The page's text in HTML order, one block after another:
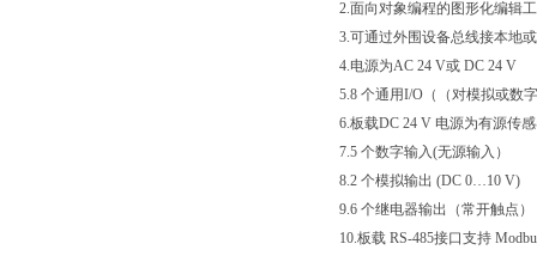
2.面向对象编程的图形化编辑
3.可通过外围设备总线接本地
4.电源为AC 24 V或 DC 24 V
5.8 个通用I/O（（对模拟或数
6.板载DC 24 V 电源为有源传
7.5 个数字输入(无源输入）
8.2 个模拟输出 (DC 0…10 V)
9.6 个继电器输出（常开触点）
10.板载 RS-485接口支持